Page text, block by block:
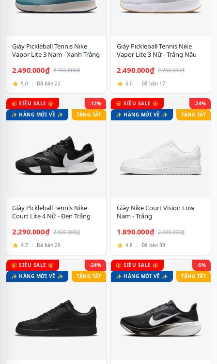
Giày Pickleball Tennis Nike
Vapor Lite 3 Nam - Xanh Trắng
2.490.000₫ 2.700.000₫
5.0 | Đã bán 22
Giày Pickleball Tennis Nike
Vapor Lite 3 Nữ - Trắng Nâu
2.490.000₫ 2.700.000₫
5.0 | Đã bán 17
🎁 SIÊU SALE 🎁
✨ HÀNG MỚI VỀ ✨
-12%
TẶNG TẤT
Giày Pickleball Tennis Nike
Court Lite 4 Nữ - Đen Trắng
2.290.000₫ 2.600.000₫
4.7 | Đã bán 29
🎁 SIÊU SALE 🎁
✨ HÀNG MỚI VỀ ✨
-24%
TẶNG TẤT
Giày Nike Court Vision Low
Nam - Trắng
1.890.000₫ 2.500.000₫
4.8 | Đã bán 39
🎁 SIÊU SALE 🎁
✨ HÀNG MỚI VỀ ✨
-24%
TẶNG TẤT
🎁 SIÊU SALE 🎁
✨ HÀNG MỚI VỀ ✨
-5%
TẶNG TẤT